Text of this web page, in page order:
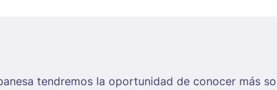
tendremos la oportunidad de conocer más